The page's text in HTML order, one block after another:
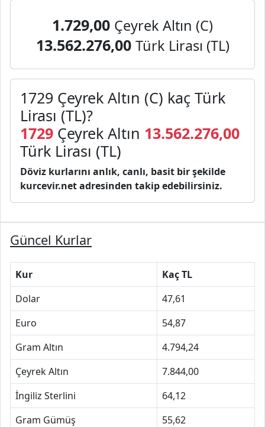
1.729,00 Çeyrek Altın (C)
13.562.276,00 Türk Lirası (TL)
1729 Çeyrek Altın (C) kaç Türk
Lirası (TL)?
1729 Çeyrek Altın 13.562.276,00
Türk Lirası (TL)
Döviz kurlarını anlık, canlı, basit bir şekilde
kurcevir.net adresinden takip edebilirsiniz.
Güncel Kurlar
Kur
Kaç TL
Dolar
47,61
Euro
54,87
Gram Altın
4.794,24
Çeyrek Altın
7.844,00
İngiliz Sterlini
64,12
Gram Gümüş
55,62